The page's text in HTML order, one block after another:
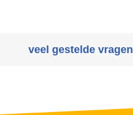
veel gestelde vragen